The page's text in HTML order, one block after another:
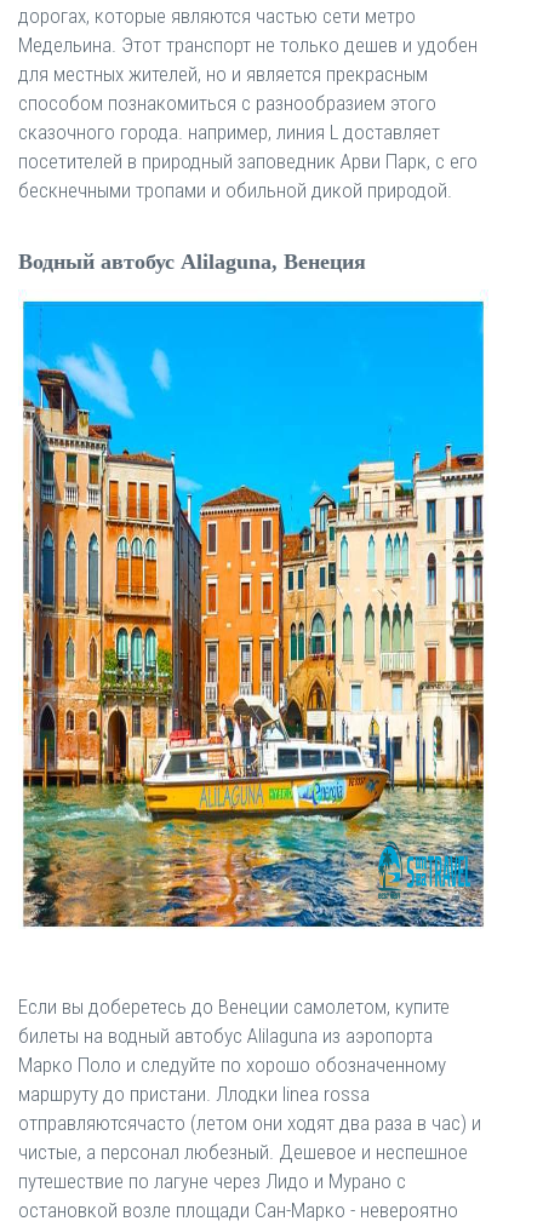
дорогах, которые являются частью сети метро
Медельина. Этот транспорт не только дешев и удобен
для местных жителей, но и является прекрасным
способом познакомиться с разнообразием этого
сказочного города. например, линия L доставляет
посетителей в природный заповедник Арви Парк, с его
бескнечными тропами и обильной дикой природой.
Водный автобус Alilaguna, Венеция
Если вы доберетесь до Венеции самолетом, купите
билеты на водный автобус Alilaguna из аэропорта
Марко Поло и следуйте по хорошо обозначенному
маршруту до пристани. Ллодки linea rossa
отправляютсячасто (летом они ходят два раза в час) и
чистые, а персонал любезный. Дешевое и неспешное
путешествие по лагуне через Лидо и Мурано с
остановкой возле площади Сан-Марко - невероятно